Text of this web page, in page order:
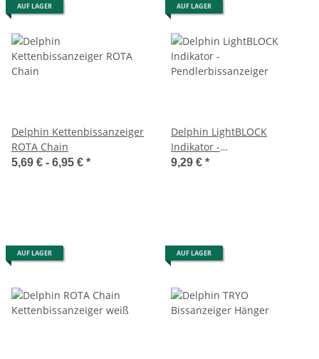
AUF LAGER
Delphin Kettenbissanzeiger
ROTA Chain
5,69 € - 6,95 € *
AUF LAGER
Delphin LightBLOCK
Indikator -
Pendlerbissanzeiger
9,29 € *
AUF LAGER AUF LAGER